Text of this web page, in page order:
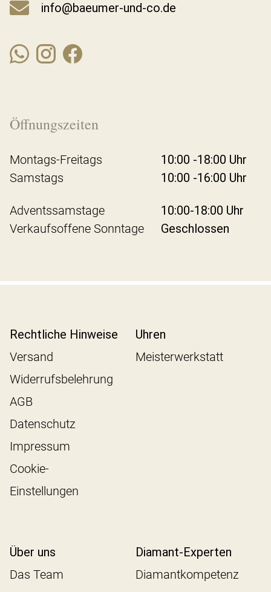
info@baeumer-und-co.de
Öffnungszeiten
Montags-Freitags
10:00 -18:00 Uhr
Samstags
10:00 -16:00 Uhr
Adventssamstage
10:00-18:00 Uhr
Verkaufsoffene Sonntage
Geschlossen
Rechtliche Hinweise
Versand
Widerrufsbelehrung
AGB
Datenschutz
Impressum
Cookie-
Einstellungen
Uhren
Meisterwerkstatt
Über uns
Das Team
Diamant-Experten
Diamantkompetenz